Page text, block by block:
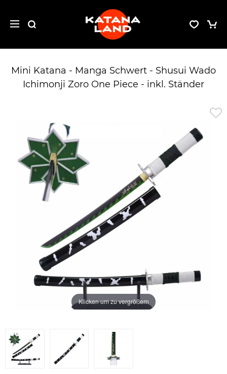
Mini Katana - Manga Schwert - Shusui Wado
Ichimonji Zoro One Piece - inkl. Ständer
Klicken um zu vergrößern